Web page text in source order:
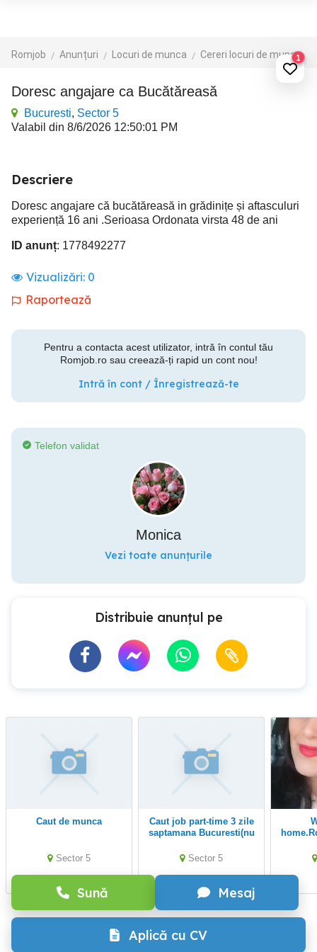
Romjob Anunțuri Locuri de munca Cereri locuri de munca
1
Doresc angajare ca Bucătăreasă
Bucuresti, Sector 5
Valabil din 8/6/2026 12:50:01 PM
Descriere
Doresc angajare că bucătăreasă in grădinițe și aftasculuri
experiență 16 ani .Serioasa Ordonata virsta 48 de ani
ID anunț: 1778492277
Vizualizări: 0
Raportează
Pentru a contacta acest utilizator, intră în contul tău
Romjob.ro sau creează-ți rapid un cont nou!
Intră în cont / Înregistrează-te
Sună Mesaj
Aplică cu CV
Telefon validat
Monica
Vezi toate anunțurile
Distribuie anunțul pe
caut de munca
Sector 5
Caut job part-time 3 zile
saptamana Bucuresti(nu
Sector 5
Work